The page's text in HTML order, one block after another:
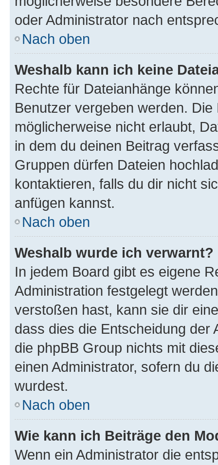
oder Administrator nach
Nach oben
Weshalb kann ich keine
Rechte für Dateianhänge
Benutzer vergeben werden.
möglicherweise nicht erlaubt,
in dem du deinen Beitrag
Gruppen dürfen Dateien
kontaktieren, falls du dir nicht
anfügen kannst.
Nach oben
Weshalb wurde ich verwarnt?
In jedem Board gibt es eigene
Administration festgelegt
verstoßen hast, kann sie dir
dass dies die Entscheidung der
die phpBB Group nichts mit
einen Administrator, sofern du
wurdest.
Nach oben
Wie kann ich Beiträge den
Wenn ein Administrator die